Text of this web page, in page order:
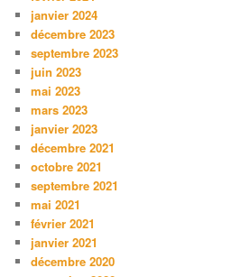
janvier 2024
décembre 2023
septembre 2023
juin 2023
mai 2023
mars 2023
janvier 2023
décembre 2021
octobre 2021
septembre 2021
mai 2021
février 2021
janvier 2021
décembre 2020